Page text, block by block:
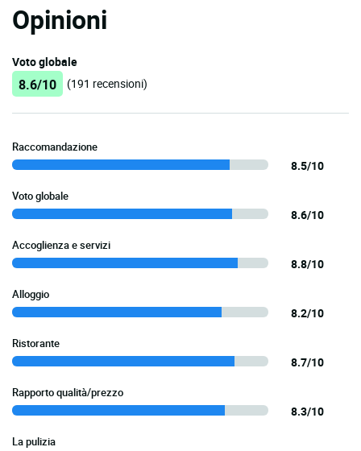
Opinioni
Voto globale
8.6/10 (191 recensioni)
Raccomandazione
8.5/10
Voto globale
8.6/10
Accoglienza e servizi
8.8/10
Alloggio
8.2/10
Ristorante
8.7/10
Rapporto qualità/prezzo
8.3/10
La pulizia